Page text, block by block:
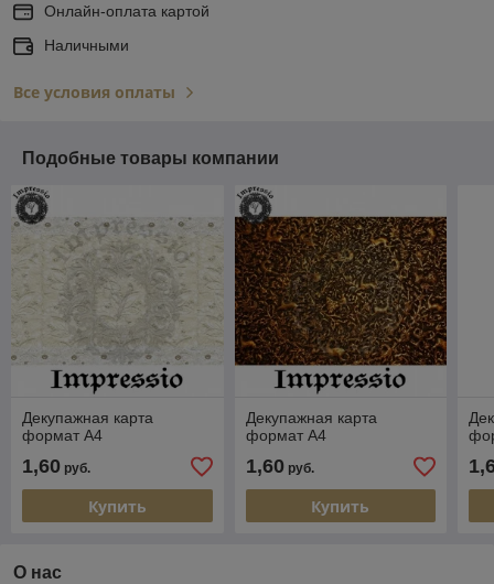
Онлайн-оплата картой
Наличными
Все условия оплаты
Подобные товары компании
Декупажная карта
формат А4
1,60 руб.
Купить
Декупажная карта
формат А4
1,60руб.
Купить
О нас